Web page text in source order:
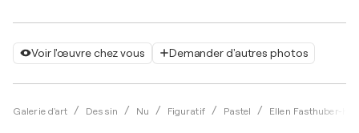
Voir l'œuvre chez vous Demander d'autres photos
Galerie d'art Dessin Nu Figuratif Pastel Ellen Fasthuber-